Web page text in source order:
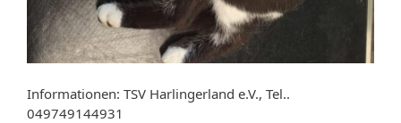
Informationen: TSV Harlingerland e.V., Tel..
049749144931